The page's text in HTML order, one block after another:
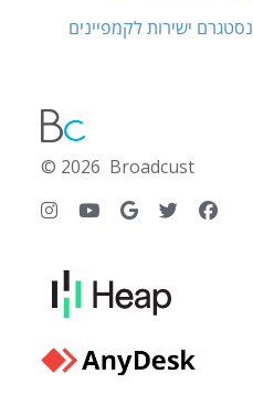
ישירות לקמפיינים
© 2026 Broadcust